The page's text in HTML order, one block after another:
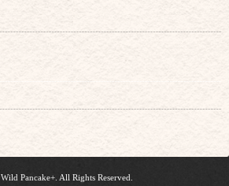
Wild Pancake+. All Rights Reserved.